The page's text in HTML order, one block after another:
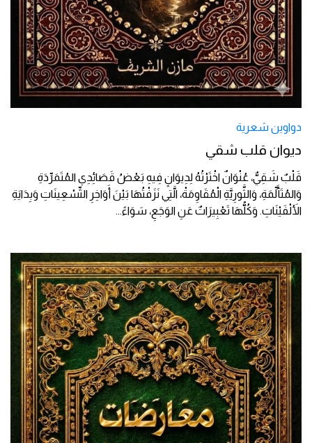
دواوين شعرية
ديوان قلب شقي
قَلْبٌ شَقِيٌّ، عُنْوَانٌ اخْتَرْتُهُ لِدِيوَانٍ فِيهِ بَعْضُ قَصَائِدِي المُتَمَرِّدَةِ
وَالمُتَأَلِّمَةِ، وَالثَّورِيَّةِ الْمُقَاوِمَةْ، الَّتِي نَزَفْتُهَا بَيْنَ أَوَاخِرِ التِّسْعِينَاتِ وَبِدَايَةِ
الأَلْفَيْنَاتِ. وَكُلُّهَا تَعْبِيرَاتٌ عَنِ الوَجَعِ، سَوَاءً...